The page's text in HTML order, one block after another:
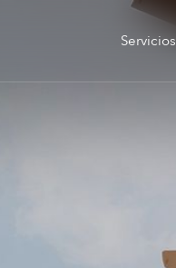
Servicios